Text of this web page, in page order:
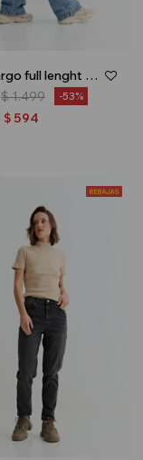
Jean cargo full lenght con costuras - Jean medio
$1.499 53
$ 594